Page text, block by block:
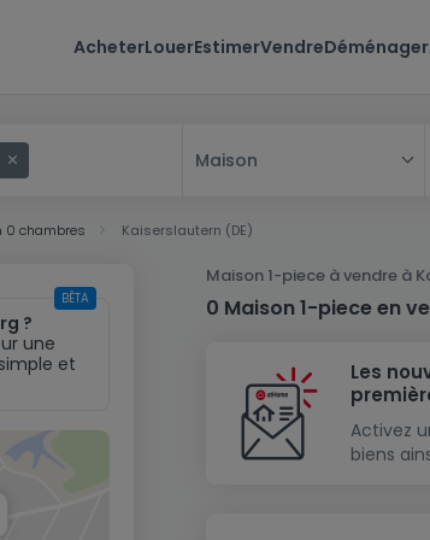
AcheterLouerEstimerVendreDéménager
Maison
Tous
Maison
Maison mitoyenne
Maison jumelée
Appartement
Chambre
Studio
Résidence
Lotissement
Maison à construire
Modèle de maison
Immeuble de rapport
0 chambres Kaiserslautern (DE)
Maison 1-piece à vendre à
0 Maison 1-piece en
Les
Activez
biens
?
une
et
BÊTA